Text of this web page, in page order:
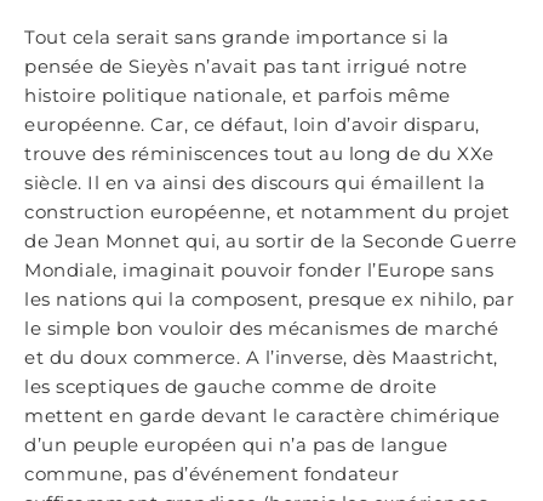
Tout cela serait sans grande importance si la
pensée de Sieyès n’avait pas tant irrigué notre
histoire politique nationale, et parfois même
européenne. Car, ce défaut, loin d’avoir disparu,
trouve des réminiscences tout au long de du XXe
siècle. Il en va ainsi des discours qui émaillent la
construction européenne, et notamment du projet
de Jean Monnet qui, au sortir de la Seconde Guerre
Mondiale, imaginait pouvoir fonder l’Europe sans
les nations qui la composent, presque ex nihilo, par
le simple bon vouloir des mécanismes de marché
et du doux commerce. A l’inverse, dès Maastricht,
les sceptiques de gauche comme de droite
mettent en garde devant le caractère chimérique
d’un peuple européen qui n’a pas de langue
commune, pas d’événement fondateur